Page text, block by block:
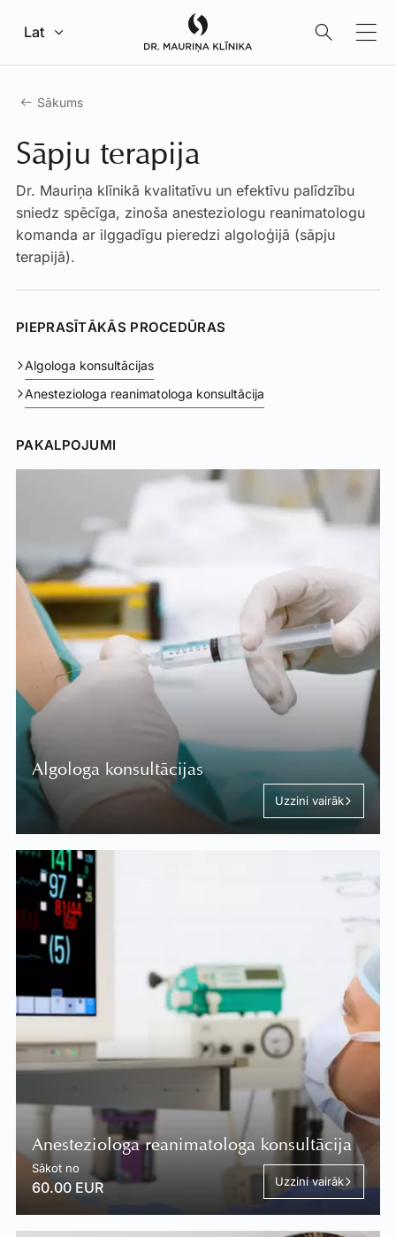
Lat
Sākums
Sāpju terapija
Dr. Mauriņa klīnikā kvalitatīvu un efektīvu palīdzību
sniedz spēcīga, zinoša anesteziologu reanimatologu
komanda ar ilggadīgu pieredzi algoloģijā (sāpju
terapijā).
PIEPRASĪTĀKĀS PROCEDŪRAS
Algologa konsultācijas
Anesteziologa reanimatologa konsultācija
PAKALPOJUMI
Algologa konsultācijas
Uzzini vairāk
Anesteziologa reanimatologa konsultācija
Sākot no
60.00 EUR Uzzini vairāk